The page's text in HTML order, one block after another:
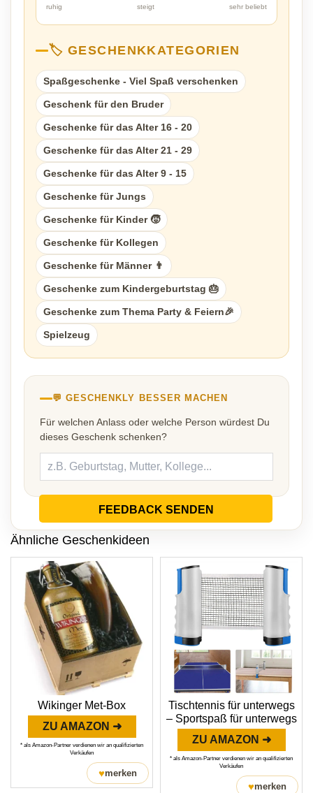
ruhig steigt sehr beliebt
🏷️ GESCHENKKATEGORIEN
Spaßgeschenke - Viel Spaß verschenken
Geschenk für den Bruder
Geschenke für das Alter 16 - 20
Geschenke für das Alter 21 - 29
Geschenke für das Alter 9 - 15
Geschenke für Jungs
Geschenke für Kinder 🧒
Geschenke für Kollegen
Geschenke für Männer 👨
Geschenke zum Kindergeburtstag 🎂
Geschenke zum Thema Party & Feiern🎉
Spielzeug
💬 GESCHENKLY BESSER MACHEN
Für welchen Anlass oder welche Person würdest Du
dieses Geschenk schenken?
FEEDBACK SENDEN
Ähnliche Geschenkideen
Wikinger Met-Box
ZU AMAZON ➜
* als Amazon-Partner verdienen wir an qualifizierten
Verkäufen
♥merken
Tischtennis für unterwegs
– Sportspaß für unterwegs
ZU AMAZON ➜
* als Amazon-Partner verdienen wir an qualifizierten
Verkäufen
♥merken